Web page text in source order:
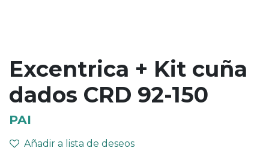
Excentrica + Kit cuña
dados CRD 92-150
PAI
Añadir a lista de deseos